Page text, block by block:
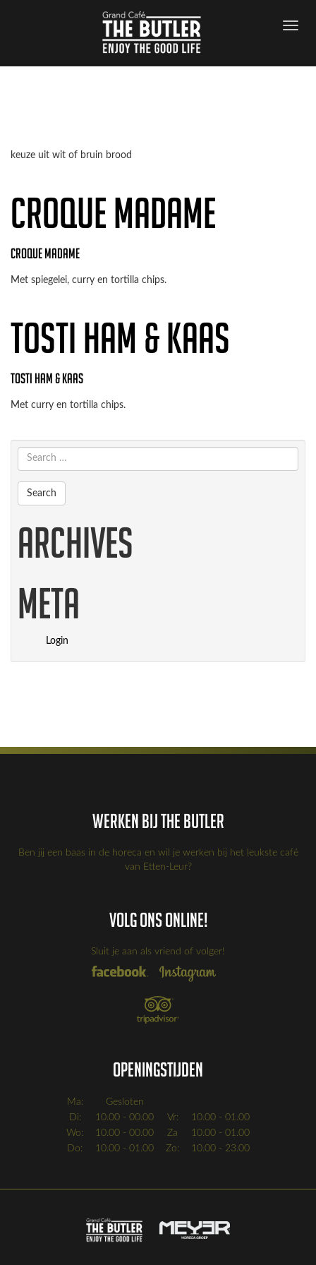
keuze uit wit of bruin brood
Croque madame
Croque madame
Met spiegelei, curry en tortilla chips.
Tosti ham & kaas
Tosti ham & kaas
Met curry en tortilla chips.
Archives
Meta
Login
Werken bij the Butler
Ben jij een baas in de horeca en wil je werken bij het leukste café
van Etten-Leur?
Volg ons online!
Sluit je aan als vriend of volger!
Openingstijden
Ma:
Gesloten
Di:
10.00 - 00.00 Vr:
10.00 - 01.00
Wo:
10.00 - 00.00 Za
10.00 - 01.00
Do:
10.00 - 01.00 Zo: 10.00 - 23.00